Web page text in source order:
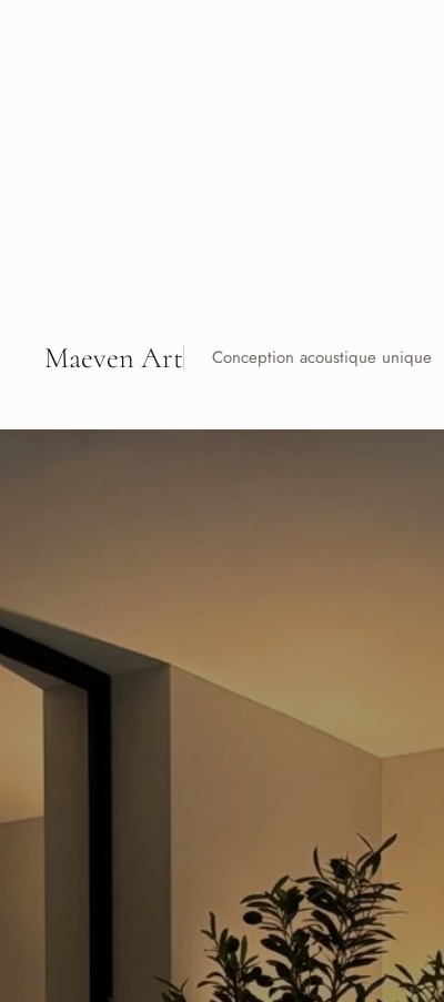
Maeven Art Conception acoustique unique